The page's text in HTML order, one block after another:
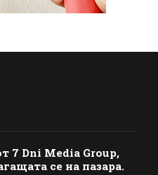
7 Dni Media Group,
се на пазара.